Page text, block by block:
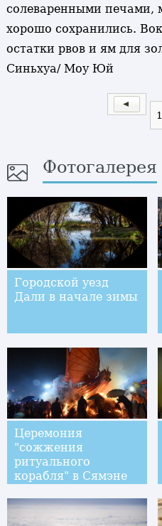
солеваренными печами,
хорошо сохранились.
остатки рвов и ям для
Синьхуа/ Моу Юй
1
Фотогалерея
Городской уезд
Дали в начале зимы
Церемония
"сожжения
ритуального
корабля" в Сямэне